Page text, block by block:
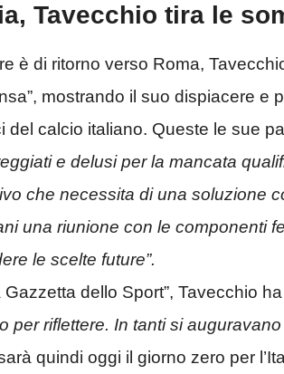
Tavecchio tira le
è di ritorno verso Roma,
mostrando il suo dispiacere e
del calcio italiano. Queste le sue
e delusi per la mancata
che necessita di una soluzione
una riunione con le componenti
le scelte future”.
Gazzetta dello Sport”, Tavecchio
per riflettere. In tanti si
quindi oggi il giorno zero per